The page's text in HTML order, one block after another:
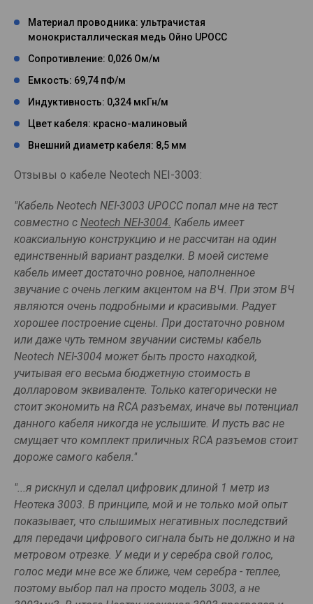
Материал проводника: ультрачистая
монокристаллическая медь Ойно UPOCC
Сопротивление: 0,026 Ом/м
Емкость: 69,74 пФ/м
Индуктивность: 0,324 мкГн/м
Цвет кабеля: красно-малиновый
Внешний диаметр кабеля: 8,5 мм
Отзывы о кабеле Neotech NEI-3003:
"Кабель Neotech NEI-3003 UPOCC попал мне на тест
совместно с Neotech NEI-3004. Кабель имеет
коаксиальную конструкцию и не рассчитан на один
единственный вариант разделки. В моей системе
кабель имеет достаточно ровное, наполненное
звучание с очень легким акцентом на ВЧ. При этом ВЧ
являются очень подробными и красивыми. Радует
хорошее построение сцены. При достаточно ровном
или даже чуть темном звучании системы кабель
Neotech NEI-3004 может быть просто находкой,
учитывая его весьма бюджетную стоимость в
долларовом эквиваленте. Только категорически не
стоит экономить на RCA разъемах, иначе вы потенциал
данного кабеля никогда не услышите. И пусть вас не
смущает что комплект приличных RCA разъемов стоит
дороже самого кабеля."
"...я рискнул и сделал цифровик длиной 1 метр из
Неотека 3003. В принципе, мой и не только мой опыт
показывает, что слышимых негативных последствий
для передачи цифрового сигнала быть не должно и на
метровом отрезке. У меди и у серебра свой голос,
голос меди мне все же ближе, чем серебра - теплее,
поэтому выбор пал на просто модель 3003, а не